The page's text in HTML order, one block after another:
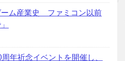
ーム産業史 ファミコン以前
年祈念イベントを開催し、